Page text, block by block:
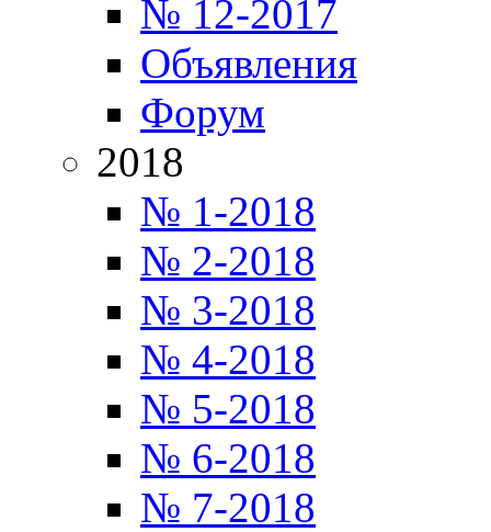
№ 12-2017
Объявления
Форум
2018
№ 1-2018
№ 2-2018
№ 3-2018
№ 4-2018
№ 5-2018
№ 6-2018
№ 7-2018